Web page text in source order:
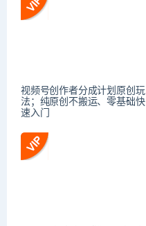
视频号创作者分成计划原创玩
法；纯原创不搬运、零基础快
速入门